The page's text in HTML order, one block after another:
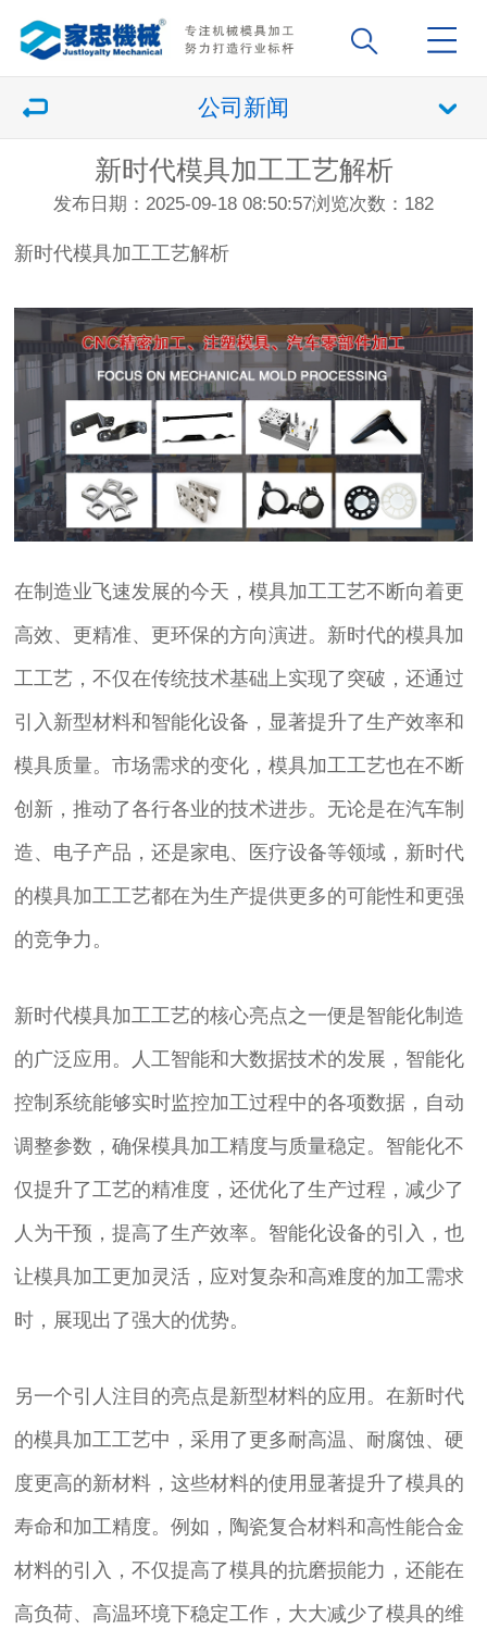
公司新闻
新时代模具加工工艺解析
发布日期：2025-09-18 08:50:57浏览次数： 182
新时代模具加工工艺解析
在制造业飞速发展的今天，模具加工工艺不断向着更
高效、更精准、更环保的方向演进。新时代的模具加
工工艺，不仅在传统技术基础上实现了突破，还通过
引入新型材料和智能化设备，显著提升了生产效率和
模具质量。市场需求的变化，模具加工工艺也在不断
创新，推动了各行各业的技术进步。无论是在汽车制
造、电子产品，还是家电、医疗设备等领域，新时代
的模具加工工艺都在为生产提供更多的可能性和更强
的竞争力。
新时代模具加工工艺的核心亮点之一便是智能化制造
的广泛应用。人工智能和大数据技术的发展，智能化
控制系统能够实时监控加工过程中的各项数据，自动
调整参数，确保模具加工精度与质量稳定。智能化不
仅提升了工艺的精准度，还优化了生产过程，减少了
人为干预，提高了生产效率。智能化设备的引入，也
让模具加工更加灵活，应对复杂和高难度的加工需求
时，展现出了强大的优势。
另一个引人注目的亮点是新型材料的应用。在新时代
的模具加工工艺中，采用了更多耐高温、耐腐蚀、硬
度更高的新材料，这些材料的使用显著提升了模具的
寿命和加工精度。例如，陶瓷复合材料和高性能合金
材料的引入，不仅提高了模具的抗磨损能力，还能在
高负荷、高温环境下稳定工作，大大减少了模具的维